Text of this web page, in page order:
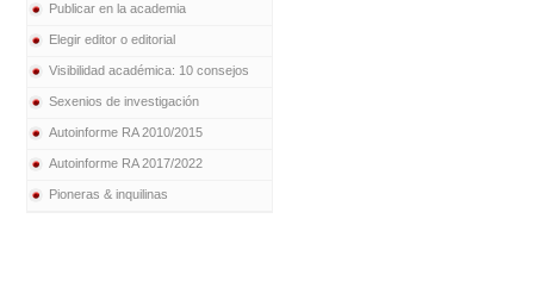
Publicar en la academia
Elegir editor o editorial
Visibilidad académica: 10 consejos
Sexenios de investigación
Autoinforme RA 2010/2015
Autoinforme RA 2017/2022
Pioneras & inquilinas